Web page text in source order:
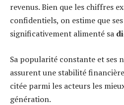
revenus. Bien que les chiffres
confidentiels, on estime que
significativement alimenté sa
Sa popularité constante et ses
assurent une stabilité
citée parmi les acteurs les
génération.